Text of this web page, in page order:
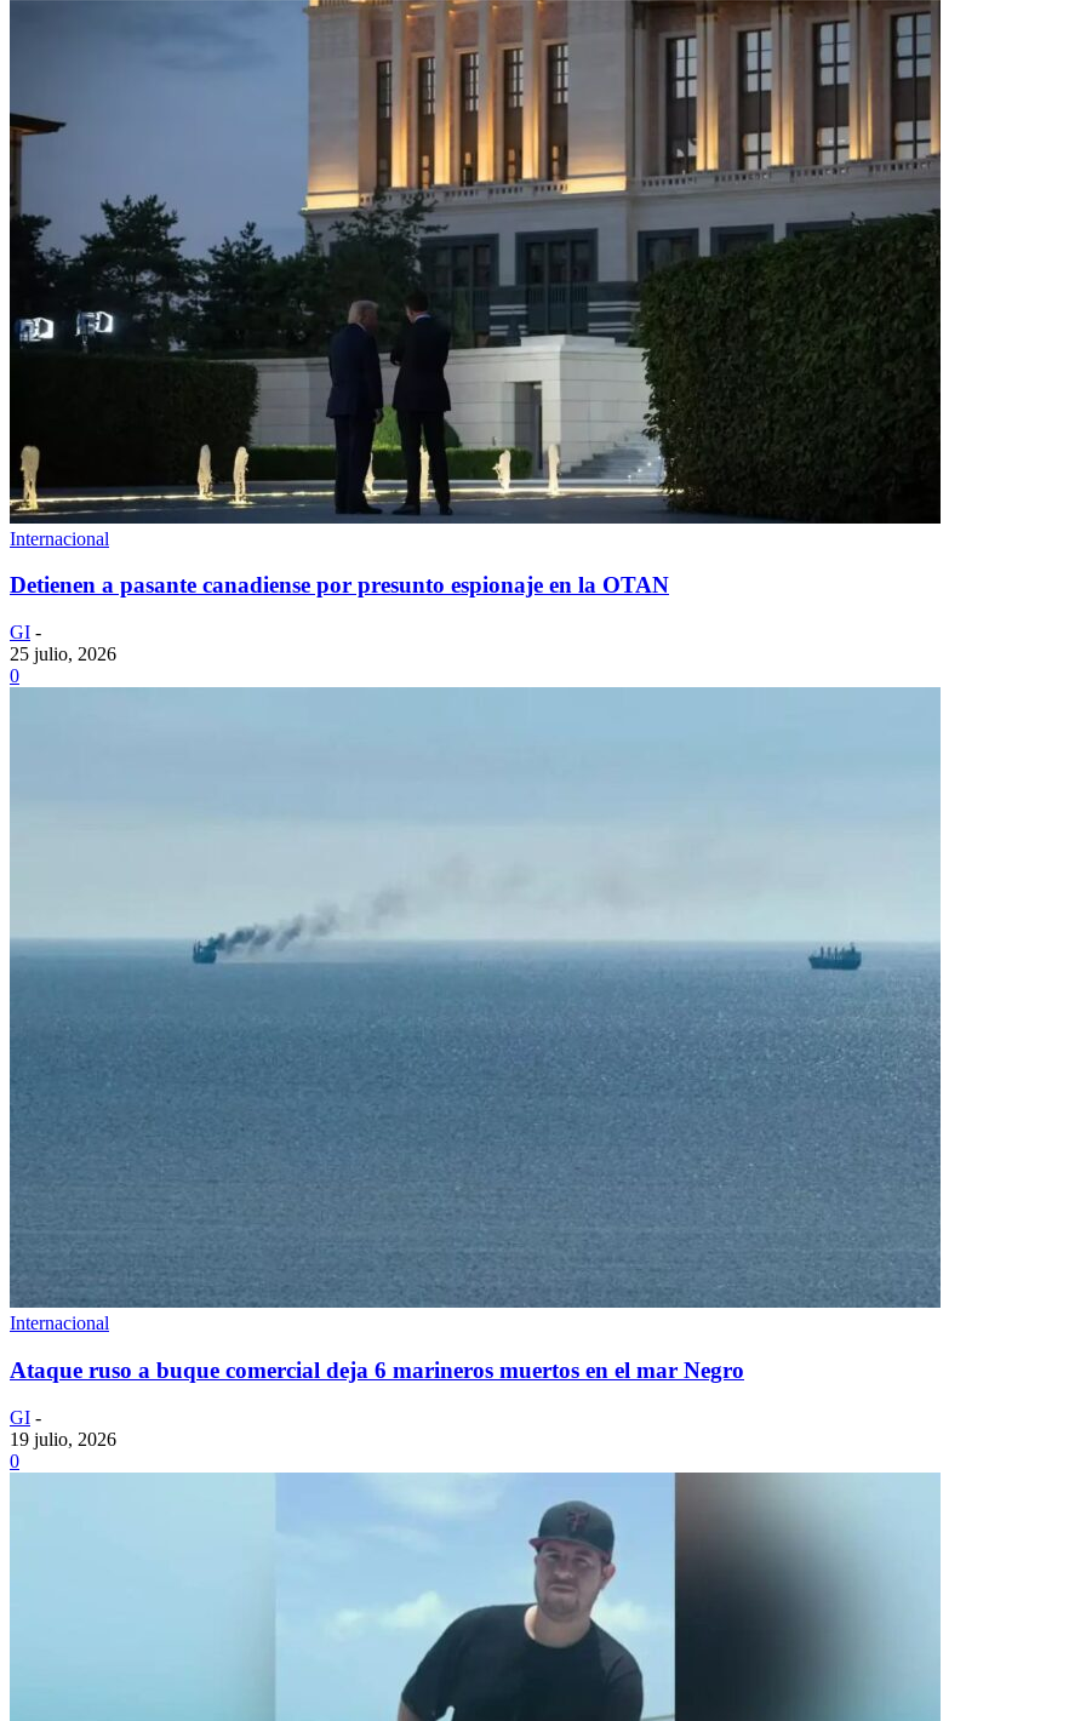
Internacional
Detienen a pasante canadiense por presunto espionaje en la OTAN
GI -
25 julio, 2026
0
Internacional
Ataque ruso a buque comercial deja 6 marineros muertos en el mar Negro
GI -
19 julio, 2026
0